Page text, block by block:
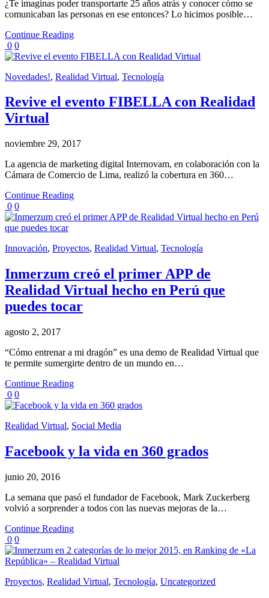
¿Te imaginas poder transportarte 25 años atrás y conocer cómo se
comunicaban las personas en ese entonces? Lo hicimos posible…
Continue Reading
0 0
Novedades!, Realidad Virtual, Tecnología
Revive el evento FIBELLA con Realidad
Virtual
noviembre 29, 2017
La agencia de marketing digital Internovam, en colaboración con la
Cámara de Comercio de Lima, realizó la cobertura en 360…
Continue Reading
0 0
Innovación, Proyectos, Realidad Virtual, Tecnología
Inmerzum creó el primer APP de
Realidad Virtual hecho en Perú que
puedes tocar
agosto 2, 2017
“Cómo entrenar a mi dragón” es una demo de Realidad Virtual que
te permite sumergirte dentro de un mundo en…
Continue Reading
0 0
Realidad Virtual, Social Media
Facebook y la vida en 360 grados
junio 20, 2016
La semana que pasó el fundador de Facebook, Mark Zuckerberg
volvió a sorprender a todos con las nuevas mejoras de la…
Continue Reading
0 0
Proyectos, Realidad Virtual, Tecnología, Uncategorized